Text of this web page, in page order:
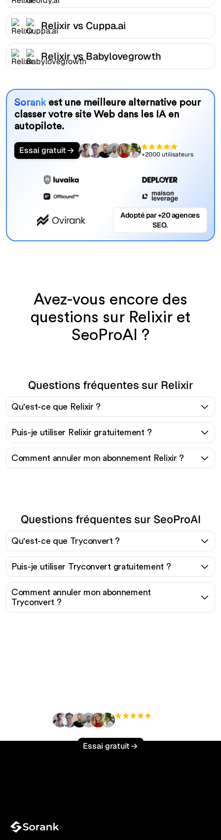
Relixir vs Cuppa.ai
Relixir vs Babylovegrowth
Sorankest une meilleure alternative pour
classer votre site Web dans les IA en
autopilote.
Essai gratuit +2000 utilisateurs
Adopté par +20 agences
SEO.
Avez-vous encore des
questions sur Relixir et
SeoProAI ?
Questions fréquentes sur Relixir
Qu'est-ce que Relixir ?
Puis-je utiliser Relixir gratuitement ?
Comment annuler mon abonnement Relixir ?
Questions fréquentes sur SeoProAI
Qu'est-ce que Tryconvert ?
Puis-je utiliser Tryconvert gratuitement ?
Comment annuler mon abonnement
Tryconvert ?
Essai gratuit